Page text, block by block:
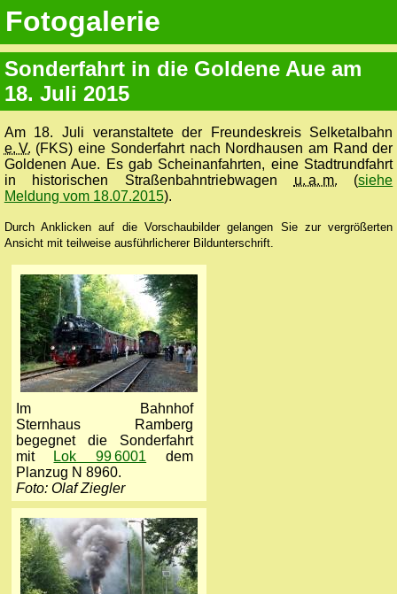
Fotogalerie
Sonderfahrt in die Goldene Aue am
18. Juli 2015
Am 18. Juli veranstaltete der Freundeskreis Selketalbahn
e. V. (FKS) eine Sonderfahrt nach Nordhausen am Rand der
Goldenen Aue. Es gab Scheinanfahrten, eine Stadtrundfahrt
in historischen Straßenbahntriebwagen u. a. m. (siehe
Meldung vom 18.07.2015).
Durch Anklicken auf die Vorschaubilder gelangen Sie zur vergrößerten
Ansicht mit teilweise ausführlicherer Bildunterschrift.
Im Bahnhof
Sternhaus Ramberg
begegnet die Sonderfahrt
mit
Lok 99 6001 dem
Planzug N 8960.
Foto: Olaf Ziegler